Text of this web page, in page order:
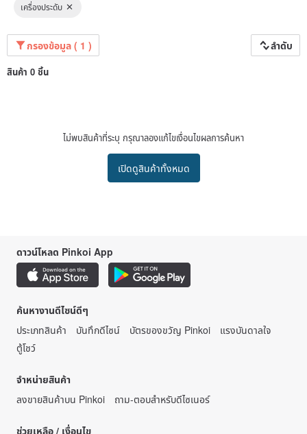
เครื่องประดับ
กรองข้อมูล ( 1 ) ลำดับ
สินค้า 0 ชิ้น
ไม่พบสินค้าที่ระบุ กรุณาลองแก้ไขเงื่อนไขผลการค้นหา
เปิดดูสินค้าทั้งหมด
ดาวน์โหลด Pinkoi App
ค้นหางานดีไซน์ดีๆ
ประเภทสินค้า
บันทึกดีไซน์ บัตรของขวัญ Pinkoi
แรงบันดาลใจ
ตู้โชว์
จำหน่ายสินค้า
ลงขายสินค้าบน Pinkoi
ถาม-ตอบสำหรับดีไซเนอร์
ช่วยเหลือ / เงื่อนไข